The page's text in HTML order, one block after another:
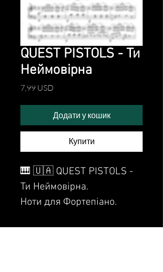
QUEST PISTOLS - Ти
Неймовірна
7,99 USDЦіна
Додати у кошик
Купити
🎹 🇺🇦 QUEST PISTOLS -
Ти Неймовірна.
Ноти для Фортепіано.